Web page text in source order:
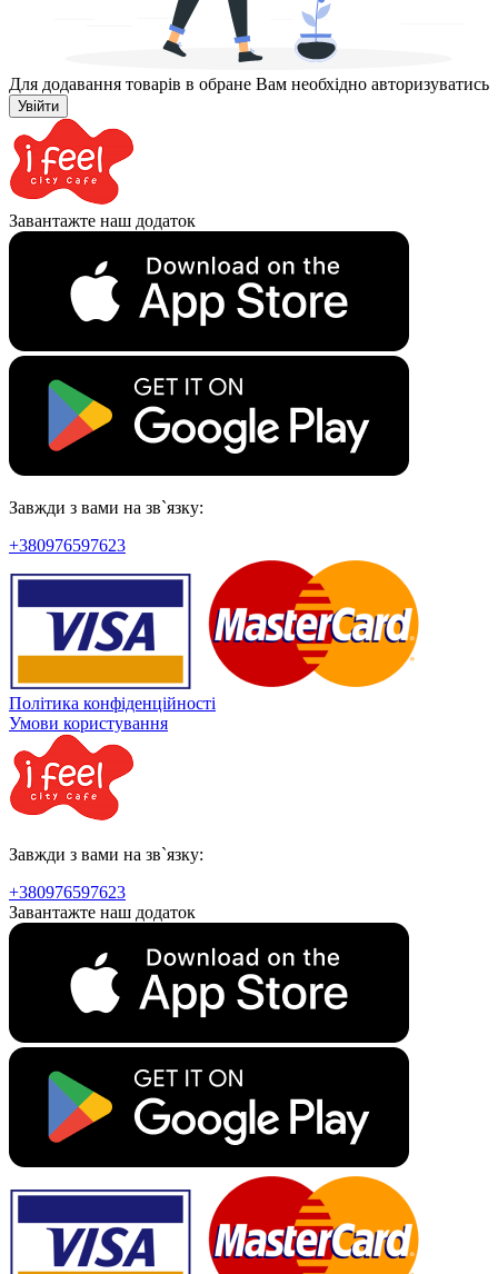
Для додавання товарів в обране Вам необхідно авторизуватись
Увійти
Завантажте наш додаток
Завжди з вами на зв`язку:
+380976597623
Політика конфіденційності
Умови користування
Завжди з вами на зв`язку:
+380976597623
Завантажте наш додаток